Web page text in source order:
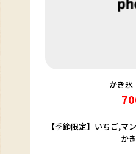
かき氷
【季節限定】いちご,マ
か